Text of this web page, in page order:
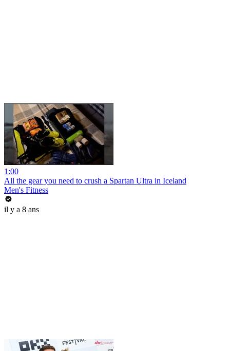
1:00
All the gear you need to crush a Spartan Ultra in Iceland
Men's Fitness
il y a 8 ans